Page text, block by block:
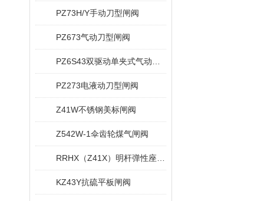
PZ73H/Y手动刀型闸阀
PZ673气动刀型闸阀
PZ273电液动刀型闸阀
Z41W不锈钢美标闸阀
Z542W-1伞齿轮煤气闸阀
KZ43Y抗硫平板闸阀